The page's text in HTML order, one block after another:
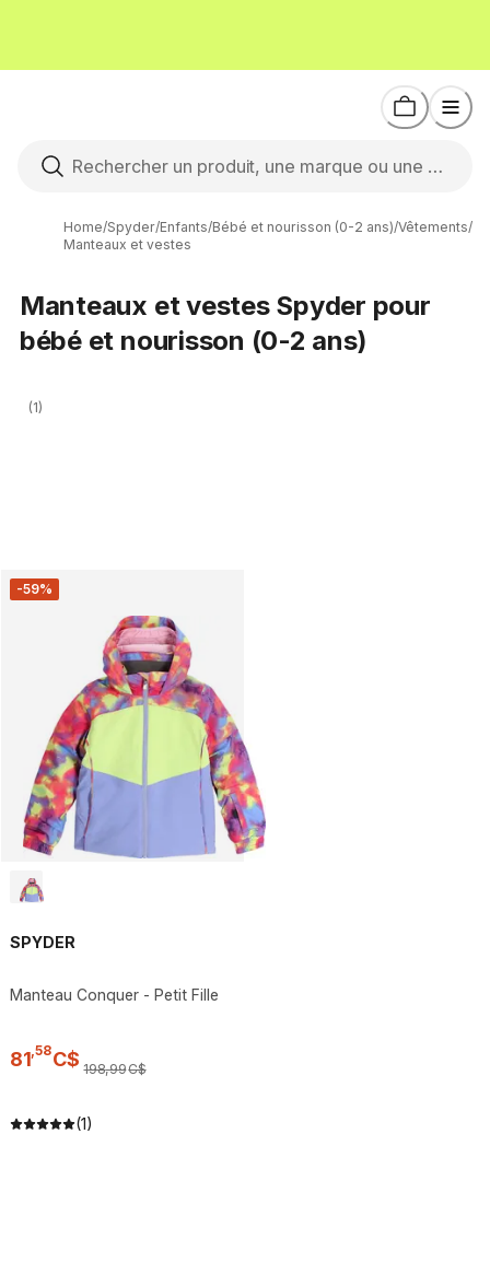
Home/Spyder/Enfants/Bébé et nourisson (0-2 ans)/Vêtements/
Manteaux et vestes
Manteaux et vestes Spyder pour
bébé et nourisson (0-2 ans)
(1)
-59%
SPYDER
Manteau Conquer - Petit Fille
81 58C$ 198,99C$
(1)